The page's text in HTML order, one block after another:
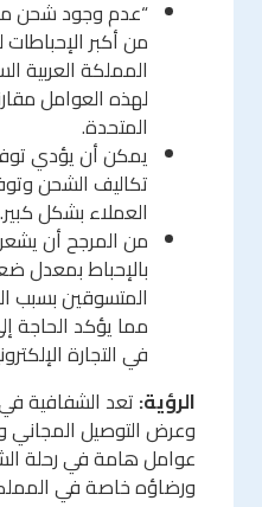
“عدم وجود شحن
من أكبر
المملكة العربية
لهذه العوامل
المتحدة.
يمكن أن يؤدي
تكاليف الشحن
العملاء بشكل كبير.
من المرجح أن
بالإحباط بمعدل
المتسوقين بسبب
مما يؤكد الحاجة
في التجارة
الرؤية: تعد الشفافية
وعرض التوصيل المجاني
عوامل هامة في رحلة
ورضاؤه خاصة في